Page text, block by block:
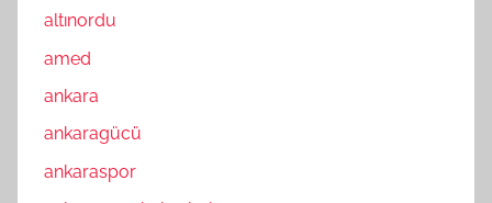
altınordu
amed
ankara
ankaragücü
ankaraspor